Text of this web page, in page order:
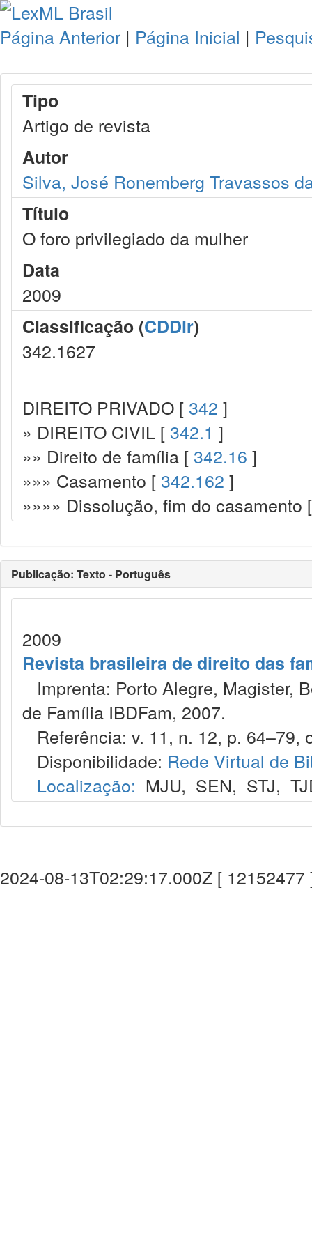
Página Anterior | Página Inicial |
Tipo
Artigo de revista
Autor
Silva, José Ronemberg Travassos
Título
O foro privilegiado da mulher
Data
2009
Classificação (CDDir)
342.1627
DIREITO PRIVADO [ 342 ]
» DIREITO CIVIL [ 342.1 ]
»» Direito de família [ 342.16 ]
»»» Casamento [ 342.162 ]
»»»» Dissolução, fim do casamento
Publicação: Texto - Português
2009
Revista brasileira de direito das
Imprenta: Porto Alegre, Magister,
de Família IBDFam, 2007.
Referência: v. 11, n. 12, p. 64–79,
Disponibilidade: Rede Virtual de
Localização: MJU, SEN, STJ,
2024-08-13T02:29:17.000Z [ 12152477